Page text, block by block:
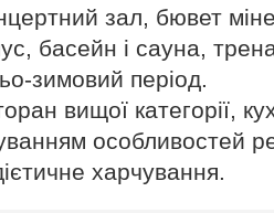
зал, бювет
басейн і сауна,
зимовий період.
вищої категорії,
особливостей
харчування.